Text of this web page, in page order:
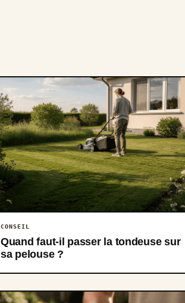
CONSEIL
Quand faut-il passer la tondeuse sur
sa pelouse ?